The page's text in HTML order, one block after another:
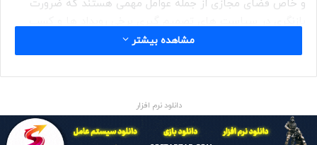
و خاص فضای مجازی از جمله عوامل مهمی هستند که ضرورت
کارها که شاید تا قبل از این اتفاقات به ضرورت حضور در فضای
مجازی توجه کمتر داشتند را نشان دهد.
کسب و کارها است تا با بهره گیری از فناوری به روز و کارآمد
اطلاع رسانی چند رسانه ای، محصولات و خدمات خود را به شکل
مشاهده بیشتر
دانلود نرم افزار